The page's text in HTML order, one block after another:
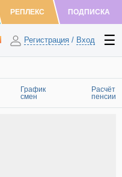
РЕПЛЕКС ПОДПИСКА
Регистрация / Вход
График
смен
Расчёт
пенсии